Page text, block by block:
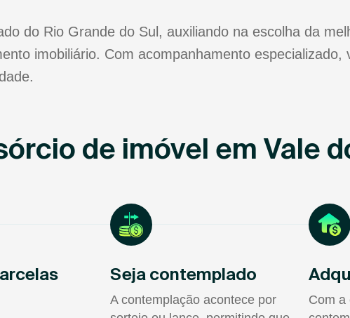
do Rio Grande do Sul, auxiliando na escolha da
imobiliário. Com acompanhamento especializado,
de imóvel em Vale
Seja contemplado
A contemplação acontece por
Com a